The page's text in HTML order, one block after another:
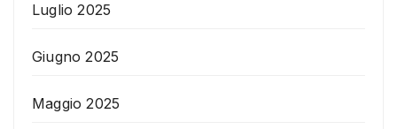
Luglio 2025
Giugno 2025
Maggio 2025